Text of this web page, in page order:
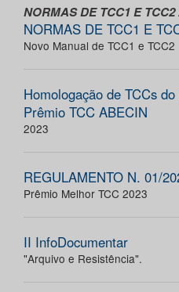
NORMAS DE TCC1 E
NORMAS DE TCC1 E
Novo Manual de TCC1 e TCC2
Homologação de TCCs
Prêmio TCC ABECIN
2023
REGULAMENTO N. 01/
Prêmio Melhor TCC 2023
II InfoDocumentar
"Arquivo e Resistência".